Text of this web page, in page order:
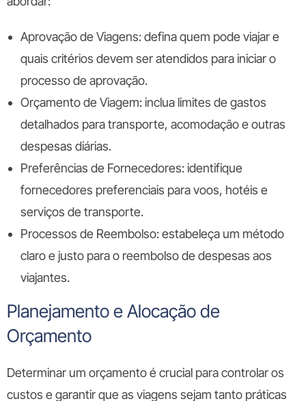
Aprovação de Viagens:defina quem pode viajar e
quais critérios devem ser atendidos para iniciar o
processo de aprovação.
Orçamento de Viagem:inclua limites de gastos
detalhados para transporte, acomodação e outras
despesas diárias.
Preferências de Fornecedores:identifique
fornecedores preferenciais para voos, hotéis e
serviços de transporte.
Processos de Reembolso:estabeleça um método
claro e justo para o reembolso de despesas aos
viajantes.
Planejamento e Alocação de
Orçamento
Determinar um orçamento é crucial para controlar os
custos e garantir que as viagens sejam tanto práticas